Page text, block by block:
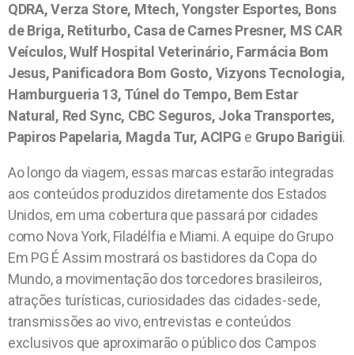
QDRA, Verza Store, Mtech, Yongster Esportes, Bons
de Briga, Retiturbo, Casa de Carnes Presner, MS CAR
Veículos, Wulf Hospital Veterinário, Farmácia Bom
Jesus, Panificadora Bom Gosto, Vizyons Tecnologia,
Hamburgueria 13, Túnel do Tempo, Bem Estar
Natural, Red Sync, CBC Seguros, Joka Transportes,
Papiros Papelaria, Magda Tur, ACIPG e Grupo Barigüi.
Ao longo da viagem, essas marcas estarão integradas
aos conteúdos produzidos diretamente dos Estados
Unidos, em uma cobertura que passará por cidades
como Nova York, Filadélfia e Miami. A equipe do Grupo
Em PG É Assim mostrará os bastidores da Copa do
Mundo, a movimentação dos torcedores brasileiros,
atrações turísticas, curiosidades das cidades-sede,
transmissões ao vivo, entrevistas e conteúdos
exclusivos que aproximarão o público dos Campos